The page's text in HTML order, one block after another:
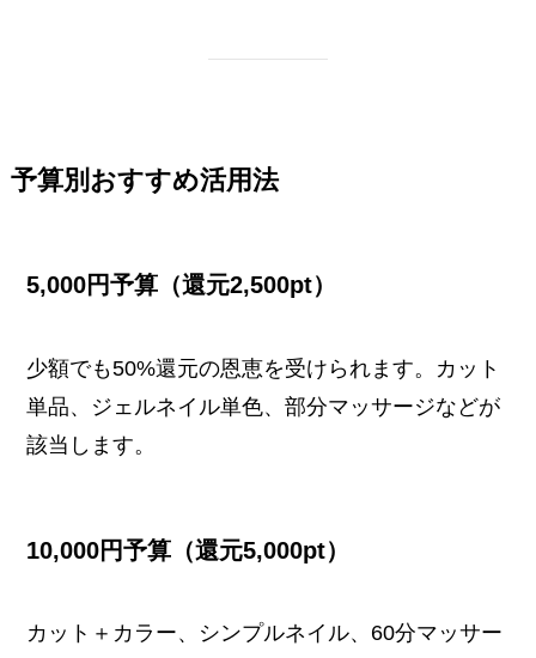
予算別おすすめ活用法
5,000円予算（還元2,500pt）
少額でも50%還元の恩恵を受けられます。カット
単品、ジェルネイル単色、部分マッサージなどが
該当します。
10,000円予算（還元5,000pt）
カット＋カラー、シンプルネイル、60分マッサー